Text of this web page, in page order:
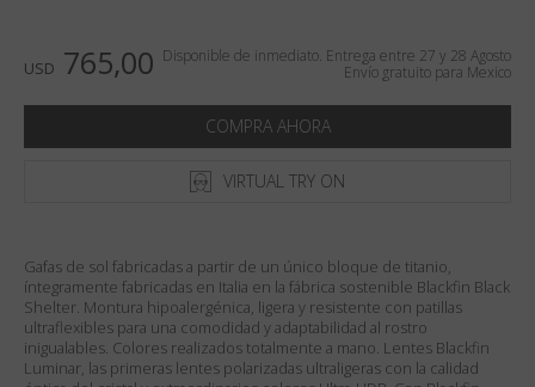
USD 765,00 Disponible de inmediato. Entrega entre 27 y 28 Agosto
Envío gratuito para Mexico
COMPRA AHORA
VIRTUAL TRY ON
Gafas de sol fabricadas a partir de un único bloque de titanio,
íntegramente fabricadas en Italia en la fábrica sostenible Blackfin Black
Shelter. Montura hipoalergénica, ligera y resistente con patillas
ultraflexibles para una comodidad y adaptabilidad al rostro
inigualables. Colores realizados totalmente a mano. Lentes Blackfin
Luminar, las primeras lentes polarizadas ultraligeras con la calidad